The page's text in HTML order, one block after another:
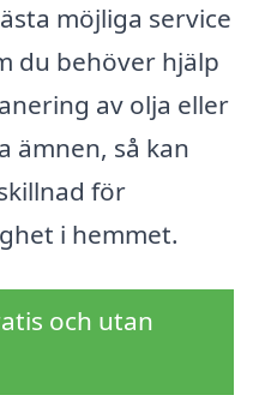
möjliga service
du behöver hjälp
av olja eller
ämnen, så kan
för
i hemmet.
och utan